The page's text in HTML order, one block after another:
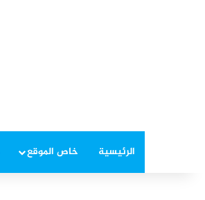
الرئيسية خاص الموقع